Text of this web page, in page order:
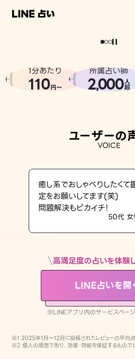
相談事例
占い記事
LINE占いを開く
※LINEアプリ内のサービスページへ遷移します
どうせなら
。
1分あたり
110円〜
所属占い師
2,000人
超
ユーザーの
VOICE
癒し系でおしゃべりしたくて
定をお願いしてます(笑)
問題解決もピカイチ！
50代 女
高満足度の占いを体験
LINE占いを開
※LINEアプリ内のサービスペー
※1 2025年1月〜12月に投稿されたレビューの平均
※2 個人の感想であり、効果・効能を保証するもので